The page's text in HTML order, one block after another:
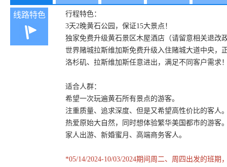
线路特色
行程特色：
3天2晚黄石公园，保证15大景点！
独家免费升级黄石景区木屋酒店（请留意相关退改
世界赌城拉斯维加斯免费升级入住赌城大道中央，
洛杉矶、拉斯维加斯任意进出，满足不同客户需求
适合人群：
希望一次玩遍黄石所有景点的游客。
注重质量、追求深度、但是又希望高性价比的客人
热爱原始大自然，同时想体验繁华美国都市的游客
家人出游、新婚蜜月、高端商务客人。
*05/14/2024-10/03/2024期间周二、周四出发的班